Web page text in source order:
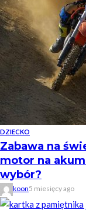
DZIECKO
Zabawa na
motor na
wybór?
koon5 miesięcy ago